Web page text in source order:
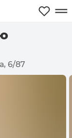
6/87